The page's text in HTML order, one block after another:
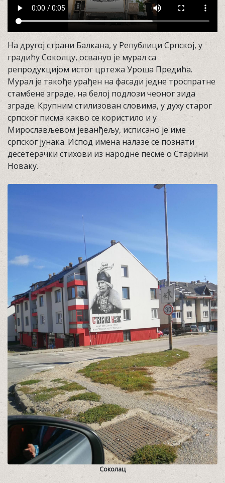
На другој страни Балкана, у Републици Српској, у
градићу Соколцу, освануо је мурал са
репродукцијом истог цртежа Уроша Предића.
Мурал је такође урађен на фасади једне троспратне
стамбене зграде, на белој подлози чеоног зида
зграде. Крупним стилизован словима, у духу старог
српског писма какво се користило и у
Мирослављевом јеванђељу, исписано је име
српског јунака. Испод имена налазе се познати
десетерачки стихови из народне песме о Старини
Новаку.
Соколац